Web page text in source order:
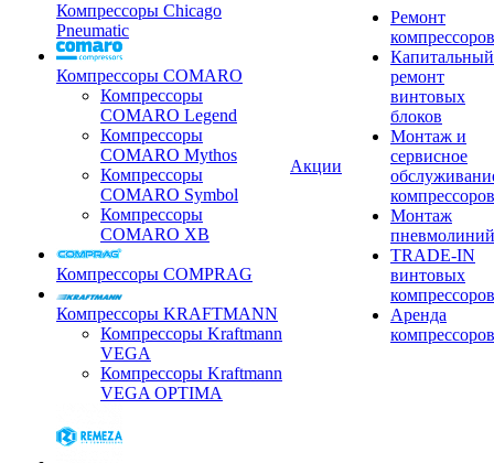
Компрессоры Chicago
Pneumatic
Компрессоры COMARO
Компрессоры
COMARO Legend
Компрессоры
COMARO Mythos
Компрессоры
COMARO Symbol
Компрессоры
COMARO XB
Компрессоры COMPRAG
Компрессоры KRAFTMANN
Компрессоры Kraftmann
VEGA
Компрессоры Kraftmann
VEGA OPTIMA
Акции
Ремонт
компрессоров
Капитальный
ремонт
винтовых
блоков
Монтаж и
сервисное
компрессоров
Монтаж
пневмолиний
TRADE-IN
винтовых
компрессоров
Аренда
компрессоров